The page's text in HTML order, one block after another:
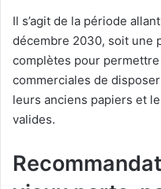
Il s’agit de la période
décembre 2030, soit une
complètes pour
commerciales de
leurs anciens papiers et
valides.